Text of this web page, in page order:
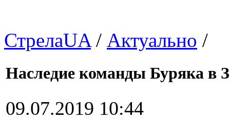
СтрелаUA/ Актуально /
Наследие команды Буряка в
09.07.2019 10:44